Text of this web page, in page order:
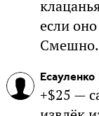
если
Есауленко
+$25 —